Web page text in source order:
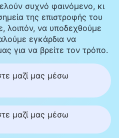
συχνό φαινόμενο, κι
της επιστροφής του
λοιπόν, να υποδεχθούμε
εγκάρδια να
για να βρείτε τον τρόπο.
μαζί μας μέσω
μαζί μας μέσω